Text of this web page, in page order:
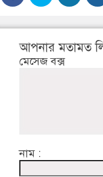
আপনার মতামত
মেসেজ বক্স
নাম :